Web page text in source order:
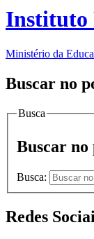
Instituto
Ministério da
Buscar no
Busca
Buscar no
Busca:
Redes